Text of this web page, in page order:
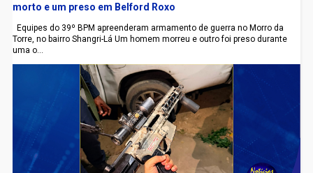
morto e um preso em Belford Roxo
Equipes do 39º BPM apreenderam armamento de guerra no Morro da
Torre, no bairro Shangri-Lá Um homem morreu e outro foi preso durante
uma o...